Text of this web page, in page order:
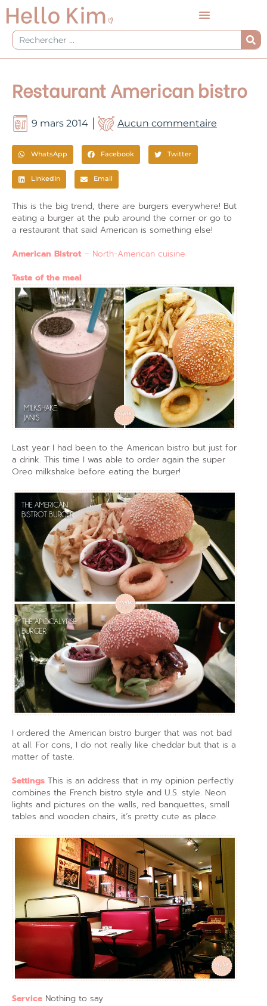
Aller
au
contenu
Rechercher
Restaurant American bistro
9 mars 2014 Aucun commentaire
WhatsApp Facebook Twitter
LinkedIn Email
This is the big trend, there are burgers everywhere! But
eating a burger at the pub around the corner or go to
a restaurant that said American is something else!
American Bistrot– North-American cuisine
Taste of the meal
Last year I had been to the American bistro but just for
a drink. This time I was able to order again the super
Oreo milkshake before eating the burger!
I ordered the American bistro burger that was not bad
at all. For cons, I do not really like cheddar but that is a
matter of taste.
Settings This is an address that in my opinion perfectly
combines the French bistro style and U.S. style. Neon
lights and pictures on the walls, red banquettes, small
tables and wooden chairs, it’s pretty cute as place.
Service Nothing to say